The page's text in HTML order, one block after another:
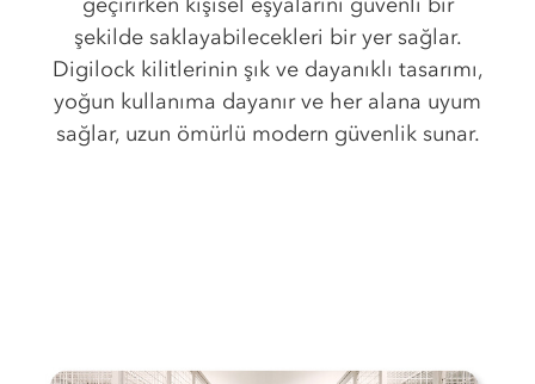
şekilde saklayabilecekleri bir yer sağlar.
Digilock kilitlerinin şık ve dayanıklı tasarımı,
yoğun kullanıma dayanır ve her alana uyum
sağlar, uzun ömürlü modern güvenlik sunar.